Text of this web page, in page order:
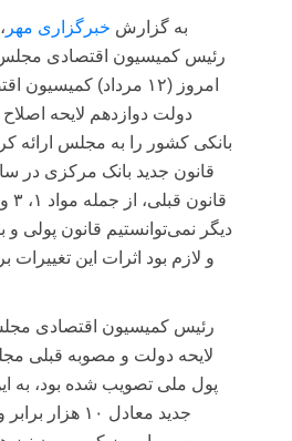
به گزارش خبرگزاری مهر
رئیس کمیسیون اقتصادی
امروز (۱۲ مرداد)
بانکی کشور را به مجلس ارائه
دیگر نمی‌توانستیم قانون پولی و
و لازم بود اثرات این
رئیس کمیسیون اقتصادی مجلس
پول ملی تصویب شده بود، به
جدید معادل ۱۰